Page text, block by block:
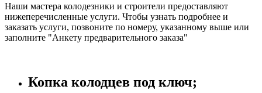
Наши мастера колодезники и строители предоставляют
нижеперечисленные услуги. Чтобы узнать подробнее и
заказать услуги, позвоните по номеру, указанному выше или
заполните "Анкету предварительного заказа"
Копка колодцев под ключ;